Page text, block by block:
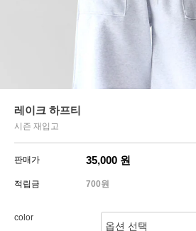
레이크 하프티
시즌 재입고
판매가 35,000 원
적립금 700원
color